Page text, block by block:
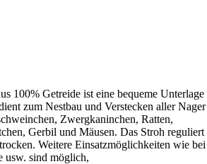
100% Getreide ist eine bequeme Unterlage
zum Nestbau und Verstecken aller Nager
Zwergkaninchen, Ratten,
Gerbil und Mäusen. Das Stroh reguliert
Weitere Einsatzmöglichkeiten wie bei
usw. sind möglich,